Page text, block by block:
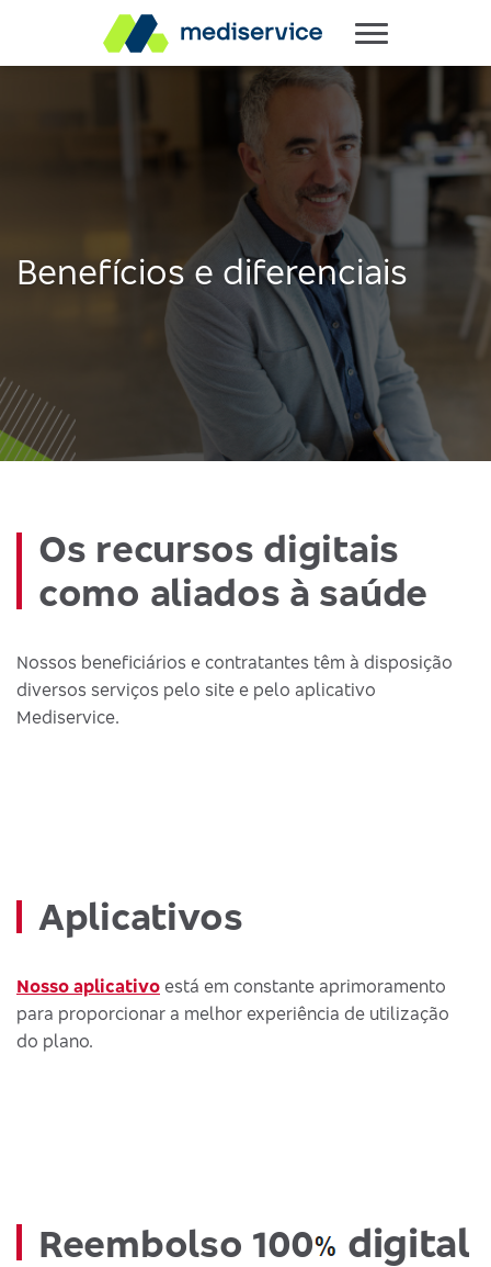
Benefícios e diferenciais
Os recursos digitais
como aliados à saúde
Nossos beneficiários e contratantes têm à disposição
diversos serviços pelo site e pelo aplicativo
Mediservice.
Aplicativos
Nosso aplicativo está em constante aprimoramento
para proporcionar a melhor experiência de utilização
do plano.
Reembolso 100 digital